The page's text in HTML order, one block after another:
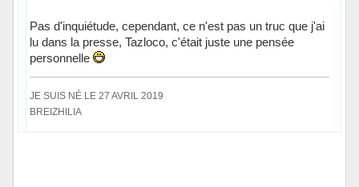
Pas d'inquiétude, cependant, ce n'est pas un truc que j'ai
lu dans la presse, Tazloco, c'était juste une pensée
personnelle
JE SUIS NÉ LE 27 AVRIL 2019
BREIZHILIA